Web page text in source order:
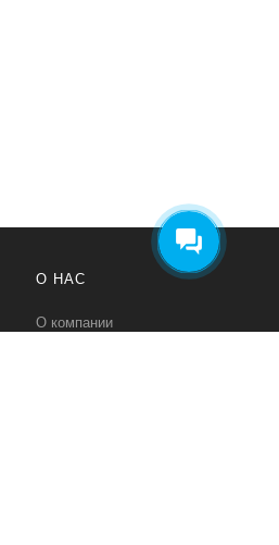
О НАС
О компании